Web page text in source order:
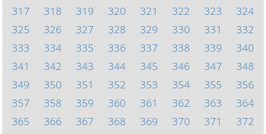
317
318 319 320 321 322 323
324
325
326 327 328 329 330 331
332
333
334 335 336 337 338 339
340
341
342 343 344 345 346 347
348
349
350 351 352 353 354 355
356
357
358 359 360 361 362 363
364
365
366 367 368 369 370 371
372